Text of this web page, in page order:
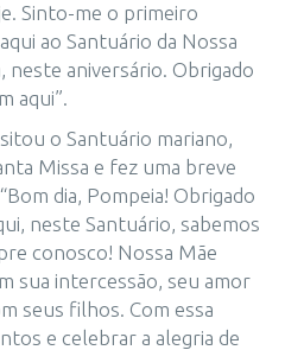
Sinto-me o primeiro
ao Santuário da Nossa
neste aniversário. Obrigado
aqui”.
o Santuário mariano,
Missa e fez uma breve
dia, Pompeia! Obrigado
neste Santuário, sabemos
conosco! Nossa Mãe
sua intercessão, seu amor
seus filhos. Com essa
e celebrar a alegria de